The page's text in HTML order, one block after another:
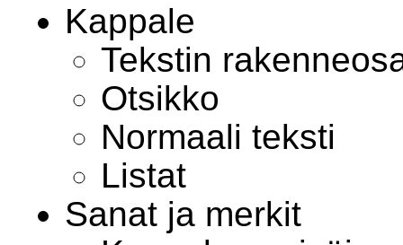
Kappale
Tekstin
Otsikko
Normaali teksti
Listat
Sanat ja merkit